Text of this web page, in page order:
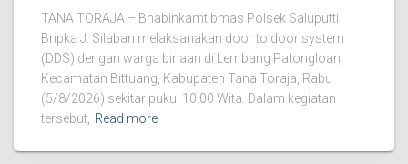
TANA TORAJA – Bhabinkamtibmas Polsek Saluputti
Bripka J. Silaban melaksanakan door to door system
(DDS) dengan warga binaan di Lembang Patongloan,
Kecamatan Bittuang, Kabupaten Tana Toraja, Rabu
(5/8/2026) sekitar pukul 10.00 Wita. Dalam kegiatan
tersebut, Read more